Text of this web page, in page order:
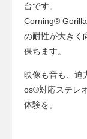
台です。
Corning®
の耐性が大きく
保ちます。
映像も音も、迫
os®対応ステレ
体験を。